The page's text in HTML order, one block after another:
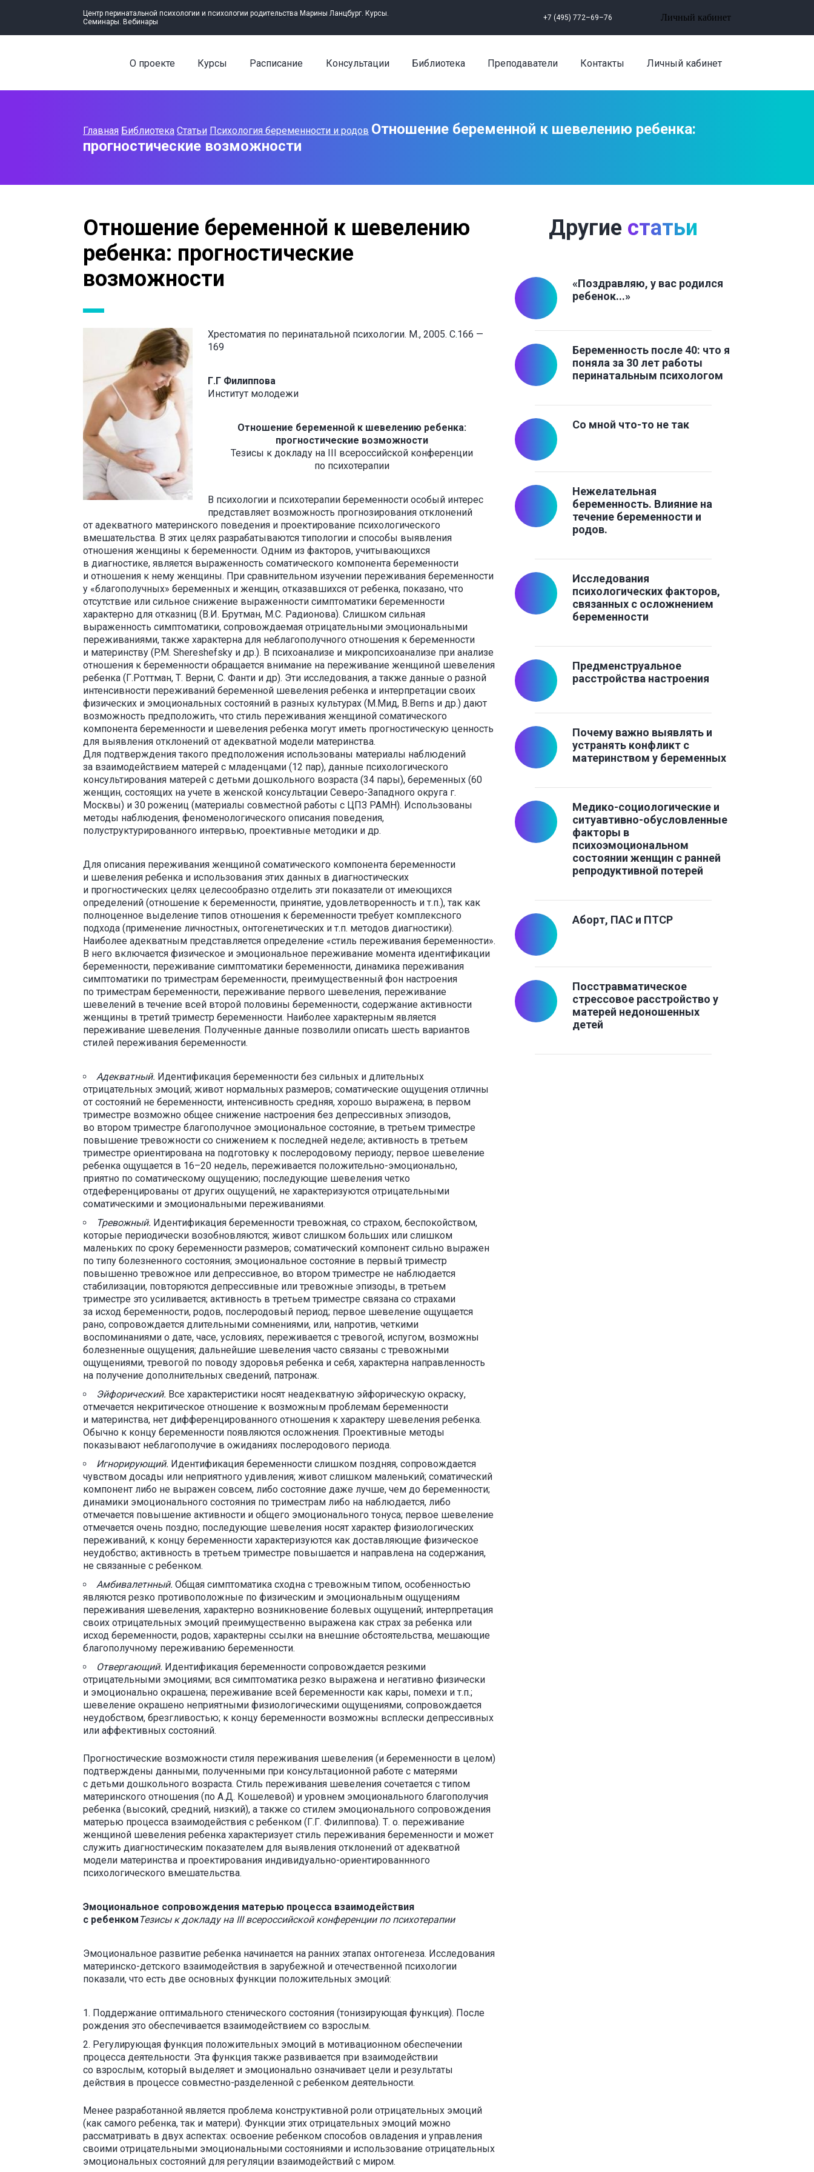
Центр перинатальной психологии и психологии родительства Марины Ланцбург. Курсы.
Семинары. Вебинары
+7 (495) 772–69–76 Личный кабинет
О проекте Курсы Расписание Консультации Библиотека Преподаватели Контакты Личный кабинет
Главная Библиотека Статьи Психология беременности и родов Отношение беременной к шевелению ребенка:
прогностические возможности
Отношение беременной к шевелению
ребенка: прогностические
возможности
Хрестоматия по перинатальной психологии. М., 2005. С.166 —
169
Г.Г Филиппова
Институт молодежи
Отношение беременной к шевелению ребенка:
прогностические возможности
Тезисы к докладу на III всероссийской конференции
по психотерапии
В психологии и психотерапии беременности особый интерес
представляет возможность прогнозирования отклонений
от адекватного материнского поведения и проектирование психологического
вмешательства. В этих целях разрабатываются типологии и способы выявления
отношения женщины к беременности. Одним из факторов, учитывающихся
в диагностике, является выраженность соматического компонента беременности
и отношения к нему женщины. При сравнительном изучении переживания беременности
у «благополучных» беременных и женщин, отказавшихся от ребенка, показано, что
отсутствие или сильное снижение выраженности симптоматики беременности
характерно для отказниц (В.И. Брутман, М.С. Радионова). Слишком сильная
выраженность симптоматики, сопровождаемая отрицательными эмоциональными
переживаниями, также характерна для неблагополучного отношения к беременности
и материнству (P.M. Shereshefsky и др.). В психоанализе и микропсихоанализе при анализе
отношения к беременности обращается внимание на переживание женщиной шевеления
ребенка (Г.Роттман, Т. Верни, С. Фанти и др). Эти исследования, а также данные о разной
интенсивности переживаний беременной шевеления ребенка и интерпретации своих
физических и эмоциональных состояний в разных культурах (М.Мид, B.Berns и др.) дают
возможность предположить, что стиль переживания женщиной соматического
компонента беременности и шевеления ребенка могут иметь прогностическую ценность
для выявления отклонений от адекватной модели материнства.
Для подтверждения такого предположения использованы материалы наблюдений
за взаимодействием матерей с младенцами (12 пар), данные психологического
консультирования матерей с детьми дошкольного возраста (34 пары), беременных (60
женщин, состоящих на учете в женской консультации Северо-Западного округа г.
Москвы) и 30 рожениц (материалы совместной работы с ЦПЗ РАМН). Использованы
методы наблюдения, феноменологического описания поведения,
полуструктурированного интервью, проективные методики и др.
Для описания переживания женщиной соматического компонента беременности
и шевеления ребенка и использования этих данных в диагностических
и прогностических целях целесообразно отделить эти показатели от имеющихся
определений (отношение к беременности, принятие, удовлетворенность и т.п.), так как
полноценное выделение типов отношения к беременности требует комплексного
подхода (применение личностных, онтогенетических и т.п. методов диагностики).
Наиболее адекватным представляется определение «стиль переживания беременности».
В него включается физическое и эмоциональное переживание момента идентификации
беременности, переживание симптоматики беременности, динамика переживания
симптоматики по триместрам беременности, преимущественный фон настроения
по триместрам беременности, переживание первого шевеления, переживание
шевелений в течение всей второй половины беременности, содержание активности
женщины в третий триместр беременности. Наиболее характерным является
переживание шевеления. Полученные данные позволили описать шесть вариантов
стилей переживания беременности.
Адекватный. Идентификация беременности без сильных и длительных
отрицательных эмоций; живот нормальных размеров; соматические ощущения отличны
от состояний не беременности, интенсивность средняя, хорошо выражена; в первом
триместре возможно общее снижение настроения без депрессивных эпизодов,
во втором триместре благополучное эмоциональное состояние, в третьем триместре
повышение тревожности со снижением к последней неделе; активность в третьем
триместре ориентирована на подготовку к послеродовому периоду; первое шевеление
ребенка ощущается в 16–20 недель, переживается положительно-эмоционально,
приятно по соматическому ощущению; последующие шевеления четко
отдеференцированы от других ощущений, не характеризуются отрицательными
соматическими и эмоциональными переживаниями.
Тревожный. Идентификация беременности тревожная, со страхом, беспокойством,
которые периодически возобновляются; живот слишком больших или слишком
маленьких по сроку беременности размеров; соматический компонент сильно выражен
по типу болезненного состояния; эмоциональное состояние в первый триместр
повышенно тревожное или депрессивное, во втором триместре не наблюдается
стабилизации, повторяются депрессивные или тревожные эпизоды, в третьем
триместре это усиливается; активность в третьем триместре связана со страхами
за исход беременности, родов, послеродовый период; первое шевеление ощущается
рано, сопровождается длительными сомнениями, или, напротив, четкими
воспоминаниями о дате, часе, условиях, переживается с тревогой, испугом, возможны
болезненные ощущения; дальнейшие шевеления часто связаны с тревожными
ощущениями, тревогой по поводу здоровья ребенка и себя, характерна направленность
на получение дополнительных сведений, патронаж.
Эйфорический. Все характеристики носят неадекватную эйфорическую окраску,
отмечается некритическое отношение к возможным проблемам беременности
и материнства, нет дифференцированного отношения к характеру шевеления ребенка.
Обычно к концу беременности появляются осложнения. Проективные методы
показывают неблагополучие в ожиданиях послеродового периода.
Игнорирующий. Идентификация беременности слишком поздняя, сопровождается
чувством досады или неприятного удивления; живот слишком маленький; соматический
компонент либо не выражен совсем, либо состояние даже лучше, чем до беременности;
динамики эмоционального состояния по триместрам либо на наблюдается, либо
отмечается повышение активности и общего эмоционального тонуса; первое шевеление
отмечается очень поздно; последующие шевеления носят характер физиологических
переживаний, к концу беременности характеризуются как доставляющие физическое
неудобство; активность в третьем триместре повышается и направлена на содержания,
не связанные с ребенком.
Амбивалетнный. Общая симптоматика сходна с тревожным типом, особенностью
являются резко противоположные по физическим и эмоциональным ощущениям
переживания шевеления, характерно возникновение болевых ощущений; интерпретация
своих отрицательных эмоций преимущественно выражена как страх за ребенка или
исход беременности, родов; характерны ссылки на внешние обстоятельства, мешающие
благополучному переживанию беременности.
Отвергающий. Идентификация беременности сопровождается резкими
отрицательными эмоциями; вся симптоматика резко выражена и негативно физически
и эмоционально окрашена; переживание всей беременности как кары, помехи и т.п.;
шевеление окрашено неприятными физиологическими ощущениями, сопровождается
неудобством, брезгливостью; к концу беременности возможны всплески депрессивных
или аффективных состояний.
Прогностические возможности стиля переживания шевеления (и беременности в целом)
подтверждены данными, полученными при консультационной работе с матерями
с детьми дошкольного возраста. Стиль переживания шевеления сочетается с типом
материнского отношения (по А.Д. Кошелевой) и уровнем эмоционального благополучия
ребенка (высокий, средний, низкий), а также со стилем эмоционального сопровождения
матерью процесса взаимодействия с ребенком (Г.Г. Филиппова). Т. о. переживание
женщиной шевеления ребенка характеризует стиль переживания беременности и может
служить диагностическим показателем для выявления отклонений от адекватной
модели материнства и проектирования индивидуально-ориентированнного
психологического вмешательства.
Эмоциональное сопровождения матерью процесса взаимодействия
с ребенком Тезисы к докладу на III всероссийской конференции по психотерапии
Эмоциональное развитие ребенка начинается на ранних этапах онтогенеза. Исследования
материнско-детского взаимодействия в зарубежной и отечественной психологии
показали, что есть две основных функции положительных эмоций:
Поддержание оптимального стенического состояния (тонизирующая функция). После
рождения это обеспечивается взаимодействием со взрослым.
Регулирующая функция положительных эмоций в мотивационном обеспечении
процесса деятельности. Эта функция также развивается при взаимодействии
со взрослым, который выделяет и эмоционально означивает цели и результаты
действия в процессе совместно-разделенной с ребенком деятельности.
Менее разработанной является проблема конструктивной роли отрицательных эмоций
(как самого ребенка, так и матери). Функции этих отрицательных эмоций можно
рассматривать в двух аспектах: освоение ребенком способов овладения и управления
своими отрицательными эмоциональными состояниями и использование отрицательных
эмоциональных состояний для регуляции взаимодействий с миром.
Другие статьи
«Поздравляю, у вас родился
ребенок...»
Беременность после 40: что я
поняла за 30 лет работы
перинатальным психологом
Со мной что-то не так
Нежелательная
беременность. Влияние на
течение беременности и
родов.
Исследования
психологических факторов,
связанных с осложнением
беременности
Предменструальное
расстройства настроения
Почему важно выявлять и
устранять конфликт с
материнством у беременных
Медико-социологические и
ситуавтивно-обусловленные
факторы в
психоэмоциональном
состоянии женщин с ранней
репродуктивной потерей
Аборт, ПАС и ПТСР
Посстравматическое
стрессовое расстройство у
матерей недоношенных
детей